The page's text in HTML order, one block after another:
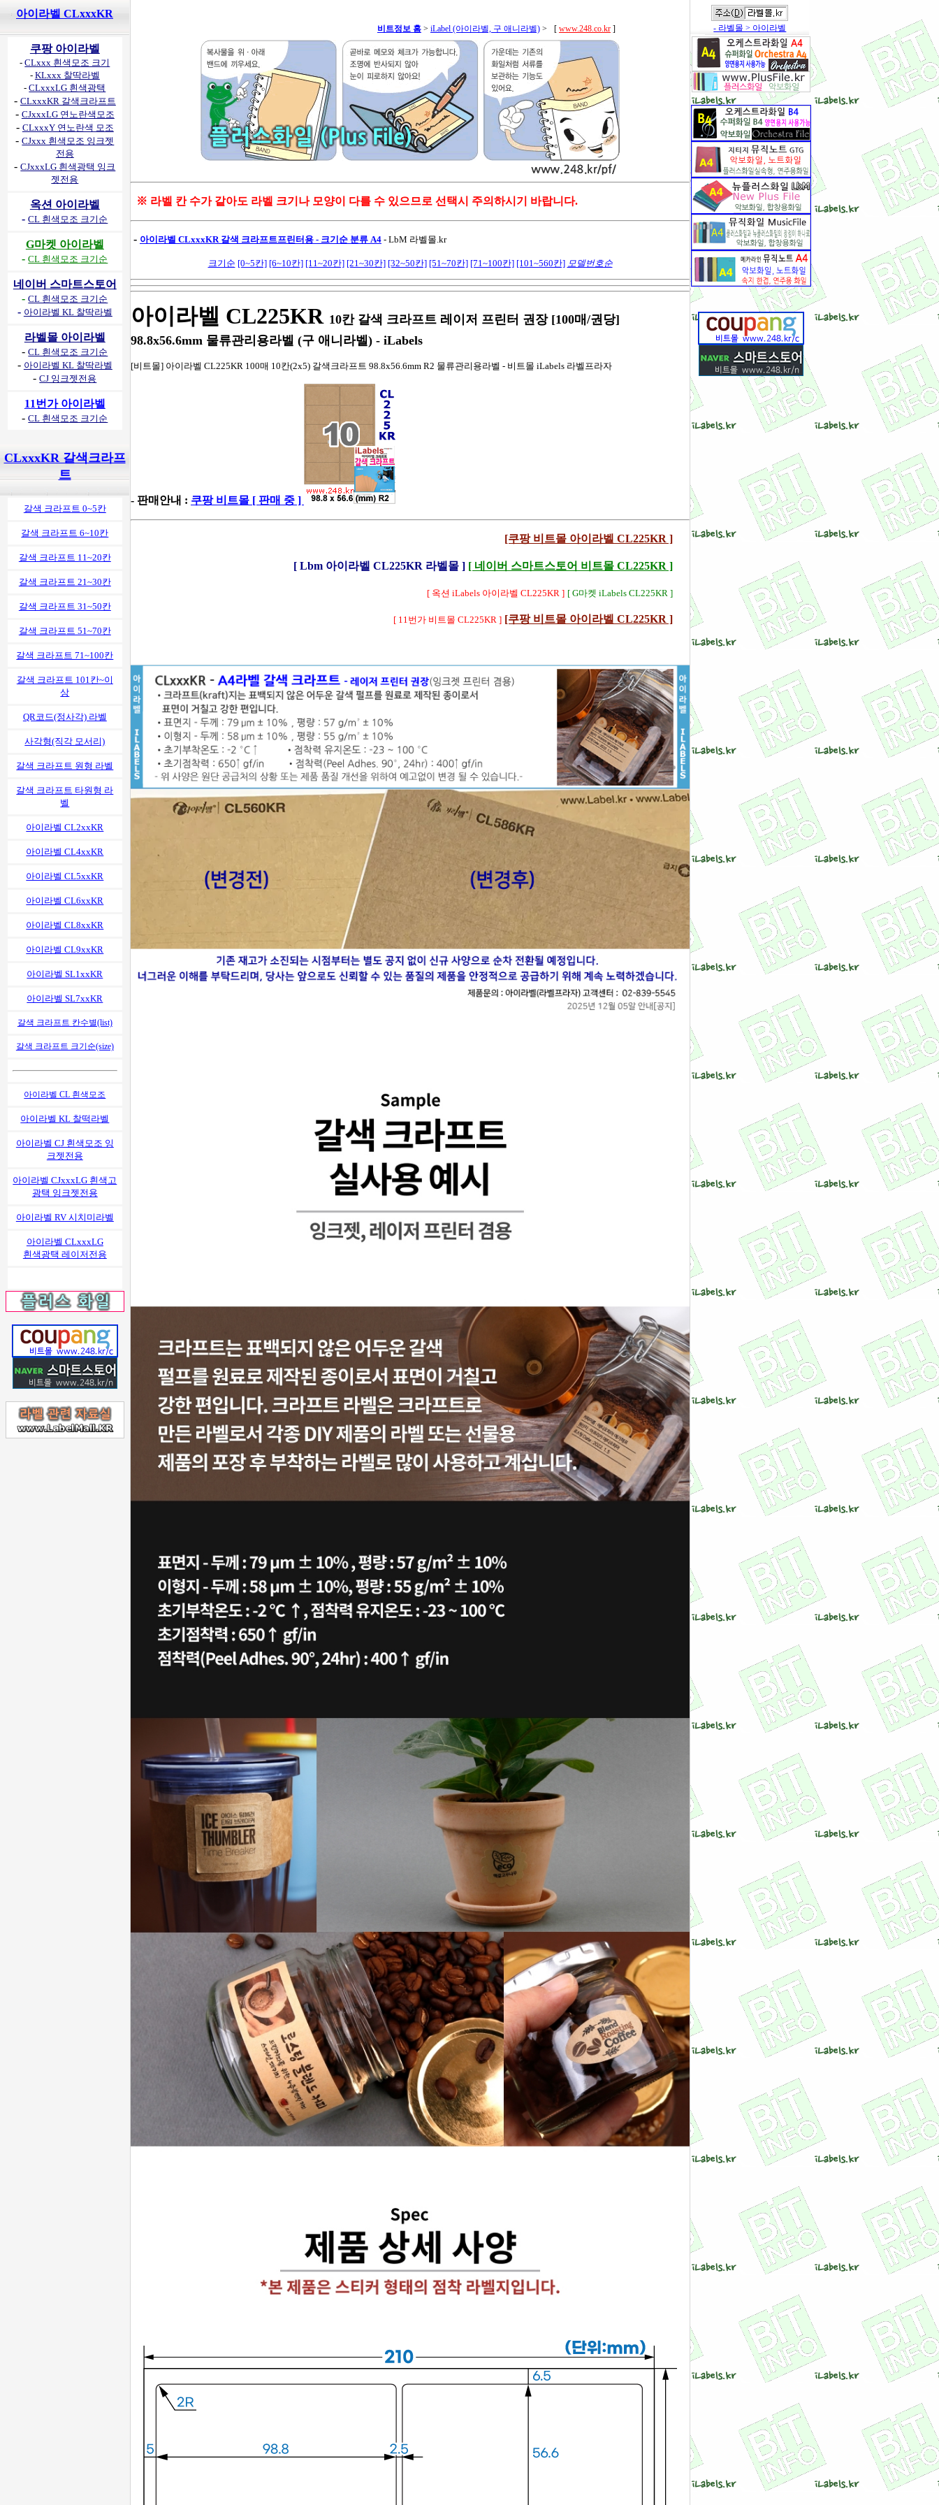
아이라벨 CLxxxKR
쿠팡 아이라벨
-CLxxx 흰색모조 크기
- KLxxx 찰딱라벨
-CLxxxLG 흰색광택
- CLxxxKR 갈색크라프트
- CJxxxLG 연노란색모조
- CLxxxY 연노란색 모조
-CJxxx 흰색모조 잉크젯
전용
-CJxxxLG 흰색광택 잉크
젯전용
옥션 아이라벨
-CL 흰색모조 크기순
G마켓 아이라벨
-CL 흰색모조 크기순
네이버 스마트스토어
-CL 흰색모조 크기순
- 아이라벨 KL 찰딱라벨
라벨몰 아이라벨
-CL 흰색모조 크기순
- 아이라벨 KL 찰딱라벨
-CJ 잉크젯전용
11번가 아이라벨
-CL 흰색모조 크기순
CLxxxKR 갈색크라프
트
갈색 크라프트 0~5칸
갈색 크라프트 6~10칸
갈색 크라프트 11~20칸
갈색 크라프트 21~30칸
갈색 크라프트 31~50칸
갈색 크라프트 51~70칸
갈색 크라프트 71~100칸
갈색 크라프트 101칸~이
상
QR코드(정사각) 라벨
사각형(직각 모서리)
갈색 크라프트 원형 라벨
갈색 크라프트 타원형 라
벨
아이라벨 CL2xxKR
아이라벨 CL4xxKR
아이라벨 CL5xxKR
아이라벨 CL6xxKR
아이라벨 CL8xxKR
아이라벨 CL9xxKR
아이라벨 SL1xxKR
아이라벨 SL7xxKR
갈색 크라프트 칸수별(list)
갈색 크라프트 크기순(size)
아이라벨 CL 흰색모조
아이라벨 KL 찰떡라벨
아이라벨 CJ 흰색모조 잉
크젯전용
아이라벨 CJxxxLG 흰색고
광택 잉크젯전용
아이라벨 RV 시치미라벨
아이라벨 CLxxxLG
흰색광택 레이저전용
비트정보 홈 > iLabel (아이라벨, 구 애니라벨) > [ www.248.co.kr ]
※ 라벨 칸 수가 같아도 라벨 크기나 모양이 다를 수 있으므로 선택시 주의하시기 바랍니다.
- 아이라벨 CLxxxKR 갈색 크라프트프린터용 - 크기순 분류 A4 - LbM 라벨몰.kr
크기순 [0~5칸] [6~10칸] [11~20칸] [21~30칸] [32~50칸] [51~70칸] [71~100칸] [101~560칸] 모델번호순
아이라벨 CL225KR 10칸 갈색 크라프트 레이저 프린터 권장 [100매/권당]
98.8x56.6mm 물류관리용라벨 (구 애니라벨) - iLabels
[비트몰] 아이라벨 CL225KR 100매 10칸(2x5) 갈색크라프트 98.8x56.6mm R2 물류관리용라벨 - 비트몰 iLabels 라벨프라자
- 판매안내 : 쿠팡 비트몰 [ 판매 중 ]
[쿠팡 비트몰 아이라벨 CL225KR ]
[ Lbm 아이라벨 CL225KR 라벨몰 ] [ 네이버 스마트스토어 비트몰 CL225KR ]
[ 옥션 iLabels 아이라벨 CL225KR ] [ G마켓 iLabels CL225KR ]
[ 11번가 비트몰 CL225KR ] [쿠팡 비트몰 아이라벨 CL225KR ]
- 라벨몰 > 아이라벨